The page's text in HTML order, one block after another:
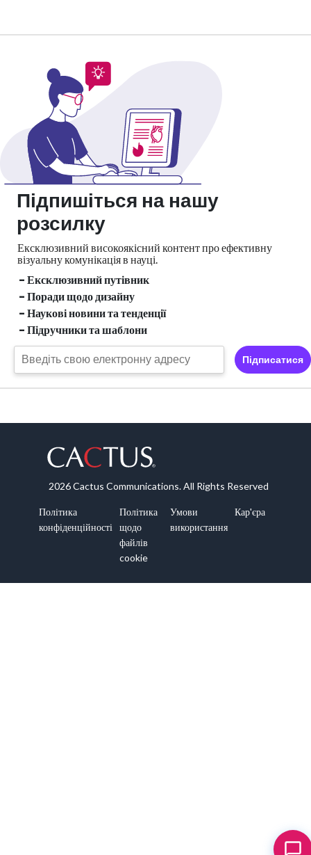
Підпишіться на нашу
розсилку
Ексклюзивний високоякісний контент про ефективну
візуальнукомунікація в науці.
- Ексклюзивний путівник
- Поради щодо дизайну
- Наукові новини та тенденції
- Підручники та шаблони
Підписатися
2026 Cactus Communications. All Rights Reserved
Політика
конфіденційності
Політика
щодо
файлів
cookie
Умови
використання
Кар'єра